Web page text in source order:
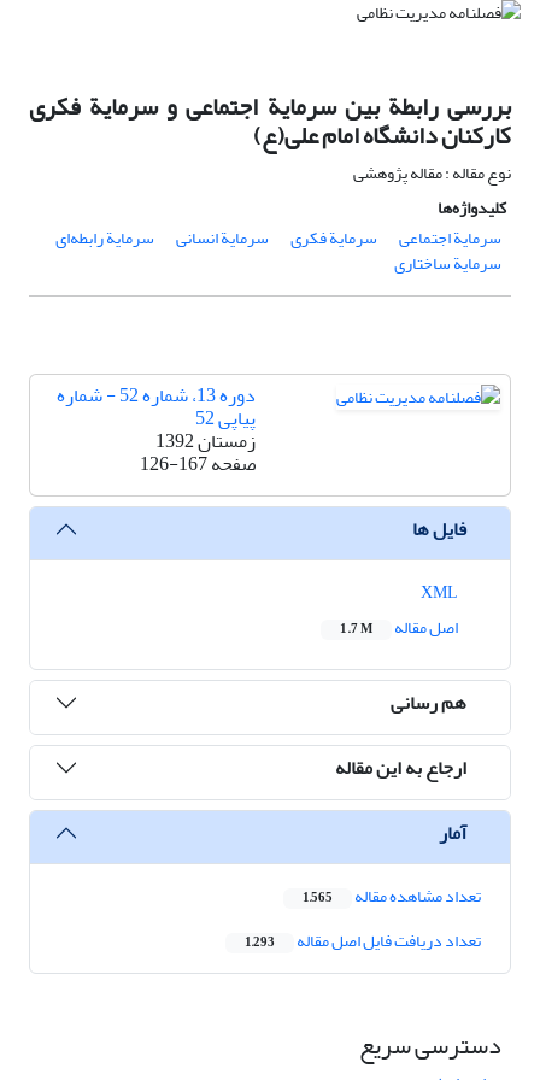
بررسی رابطة بین سرمایة اجتماعی و سرمایة فکری
کارکنان دانشگاه امام علی(ع)
نوع مقاله : مقاله پژوهشی
کلیدواژه‌ها
سرمایة اجتماعی
سرمایة فکری سرمایة انسانی سرمایة رابطه‌ای
سرمایة ساختاری
دوره 13، شماره 52 - شماره
پیاپی 52
زمستان 1392
صفحه126-167
فایل ها
اصل مقاله
1.7 M
هم رسانی
ارجاع به این مقاله
آمار
تعداد مشاهده مقاله 1,565
تعداد دریافت فایل اصل مقاله 1,293
دسترسی سریع